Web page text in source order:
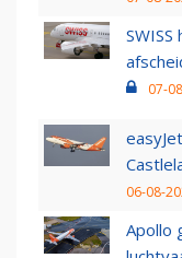
07-
06-08-
Apollo